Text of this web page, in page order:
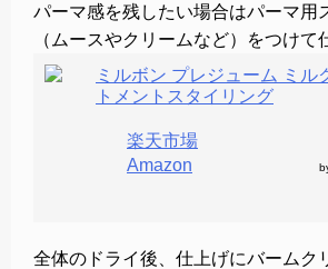
パーマ感を残したい場合はパーマ用
（ムースやクリームなど）をつけて
ミルボン プレジューム ミル
トメントスタイリング
楽天市場
Amazon
全体のドライ後、仕上げにバームク